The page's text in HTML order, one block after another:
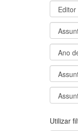
Utilizar